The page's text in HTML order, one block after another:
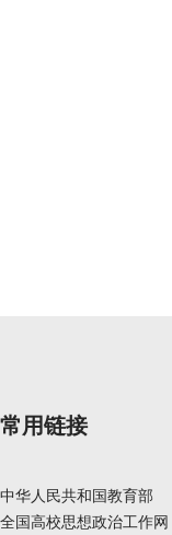
常用链接
中华人民共和国教育部
全国高校思想政治工作网